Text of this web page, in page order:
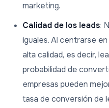
marketing.
Calidad de los leads:
iguales. Al centrarse
alta calidad, es decir,
probabilidad de
empresas pueden
tasa de conversión de